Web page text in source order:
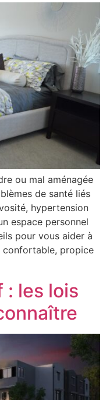
ou mal aménagée
de santé liés
hypertension
espace personnel
pour vous aider à
confortable, propice
: les lois